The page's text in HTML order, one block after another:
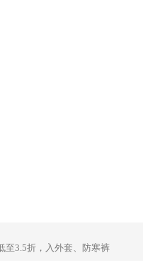
至3.5折，入外套、防寒裤